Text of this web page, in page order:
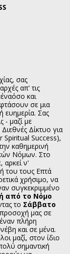
σας
απ' τις
και
σε μια
ευημερία. Σας
- μαζί με
Δίκτυο για
Spiritual Success),
καθημερινή
Νόμων. Στο
αρκεί ν'
του τους Επτά
χρήσιμο, να
συγκεκριμμένο
από το Νόμο
το Σάββατο
προσοχή μας σε
πλήρη
και σε μένα.
μαζί, στον ίδιο
σημαντική